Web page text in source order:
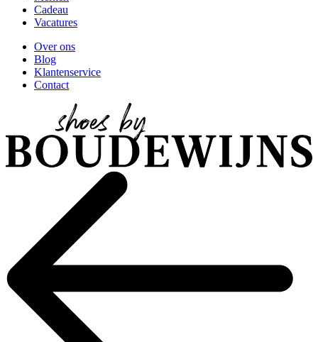
Cadeau
Vacatures
Over ons
Blog
Klantenservice
Contact